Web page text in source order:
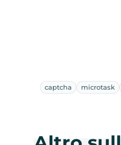
captcha microtask